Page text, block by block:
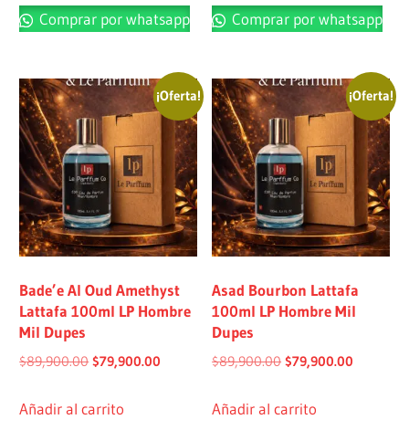
Comprar por whatsapp Comprar por whatsapp
¡Oferta!
Bade’e Al Oud Amethyst
Lattafa 100ml LP Hombre
Mil Dupes
$89,900.00 $79,900.00
Añadir al carrito
¡Oferta!
Asad Bourbon Lattafa
100ml LP Hombre Mil
Dupes
$89,900.00 $79,900.00
Añadir al carrito